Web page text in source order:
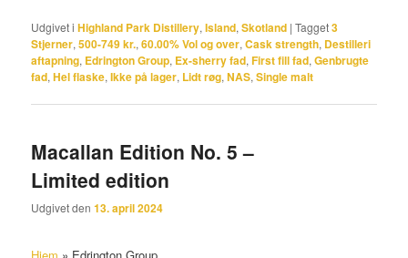
Udgivet i Highland Park Distillery,Island,Skotland |Tagget3
Stjerner,500-749 kr.,60.00% Vol og over,Cask strength, Destilleri
aftapning, Edrington Group, Ex-sherry fad,First fill fad,Genbrugte
fad,Hel flaske,Ikke på lager, Lidt røg,NAS,Single malt
Macallan Edition No. 5 –
Limited edition
Udgivet den13. april 2024
Hjem » Edrington Group